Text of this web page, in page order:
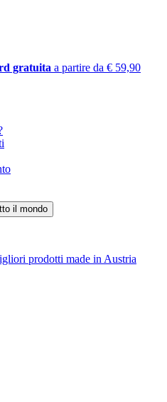
gratuita a partire da € 59,90
prodotti made in Austria